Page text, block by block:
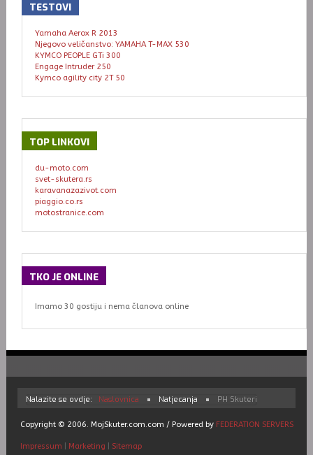
TESTOVI
Yamaha Aerox R 2013
Njegovo veličanstvo: YAMAHA T-MAX 530
KYMCO PEOPLE GTi 300
Engage Intruder 250
Kymco agility city 2T 50
TOP LINKOVI
du-moto.com
svet-skutera.rs
karavanazazivot.com
piaggio.co.rs
motostranice.com
TKO JE ONLINE
Imamo 30 gostiju i nema članova online
Nalazite se ovdje: Naslovnica Natjecanja PH Skuteri
Copyright © 2006. MojSkuter.com.com / Powered by FEDERATION SERVERS
Impressum Marketing Sitemap